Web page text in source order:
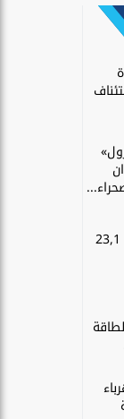
القابضة للكهرباء : 23,1